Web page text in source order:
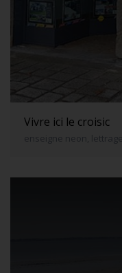
Vivre ici le croisic
enseigne neon, lettrage